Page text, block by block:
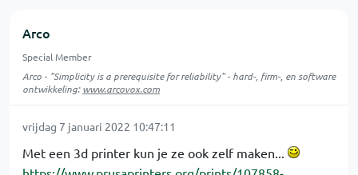
Arco
Special Member
Arco - "Simplicity is a prerequisite for reliability" - hard-, firm-, en software
ontwikkeling:www.arcovox.com
vrijdag 7 januari 2022 10:47:11
Met een 3d printer kun je ze ook zelf maken...